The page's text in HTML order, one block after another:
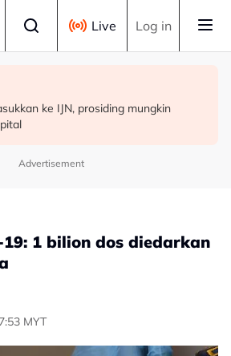
Live Log in
meninggal dunia dalam gua di
polis dibawa ke Kota Kinabalu
ke IJN, prosiding mungkin
Advertisement
1 bilion dos diedarkan
MYT